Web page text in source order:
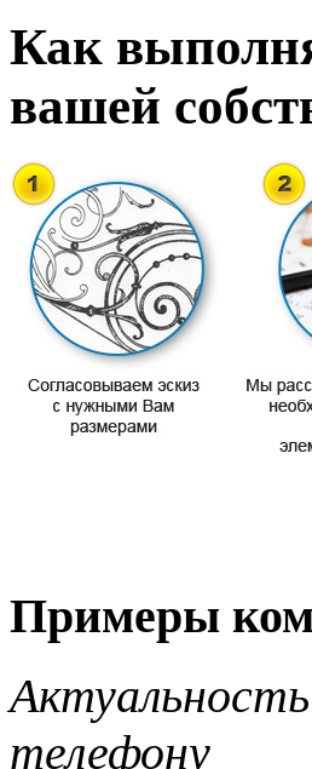
Как
вашей
Примеры
телефону